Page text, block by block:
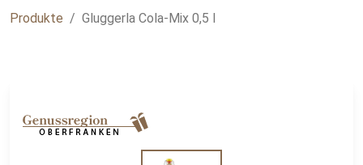
Produkte
Gluggerla Cola-Mix 0,5 l